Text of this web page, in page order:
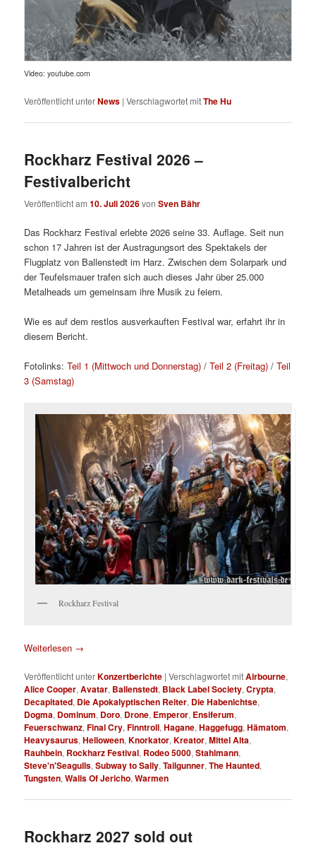
Video: youtube.com
Veröffentlicht unterNews |Verschlagwortet mitThe Hu
Rockharz Festival 2026 –
Festivalbericht
Veröffentlicht am10. Juli 2026vonSven Bähr
Das Rockharz Festival erlebte 2026 seine 33. Auflage. Seit nun
schon 17 Jahren ist der Austragungsort des Spektakels der
Flugplatz von Ballenstedt im Harz. Zwischen dem Solarpark und
der Teufelsmauer trafen sich auch dieses Jahr über 25.000
Metalheads um gemeinsam ihre Musik zu feiern.
Wie es auf dem restlos ausverkauften Festival war, erfahrt ihr in
diesem Bericht.
Fotolinks:Teil 1 (Mittwoch und Donnerstag) /Teil 2 (Freitag) /Teil
3 (Samstag)
Rockharz Festival
Weiterlesen →
Veröffentlicht unterKonzertberichte |Verschlagwortet mitAirbourne,
Alice Cooper,Avatar, Ballenstedt, Black Label Society,Crypta,
Decapitated, Die Apokalyptischen Reiter, Die Habenichtse,
Dogma, Dominum, Doro, Drone, Emperor, Ensiferum,
Feuerschwanz,Final Cry,Finntroll,Hagane,Haggefugg,Hämatom,
Heavysaurus,Helloween,Knorkator,Kreator,Mittel Alta,
Rauhbein, Rockharz Festival, Rodeo 5000,Stahlmann,
Steve'n'Seagulls,Subway to Sally,Tailgunner,The Haunted,
Tungsten,Walls Of Jericho,Warmen
Rockharz 2027 sold out